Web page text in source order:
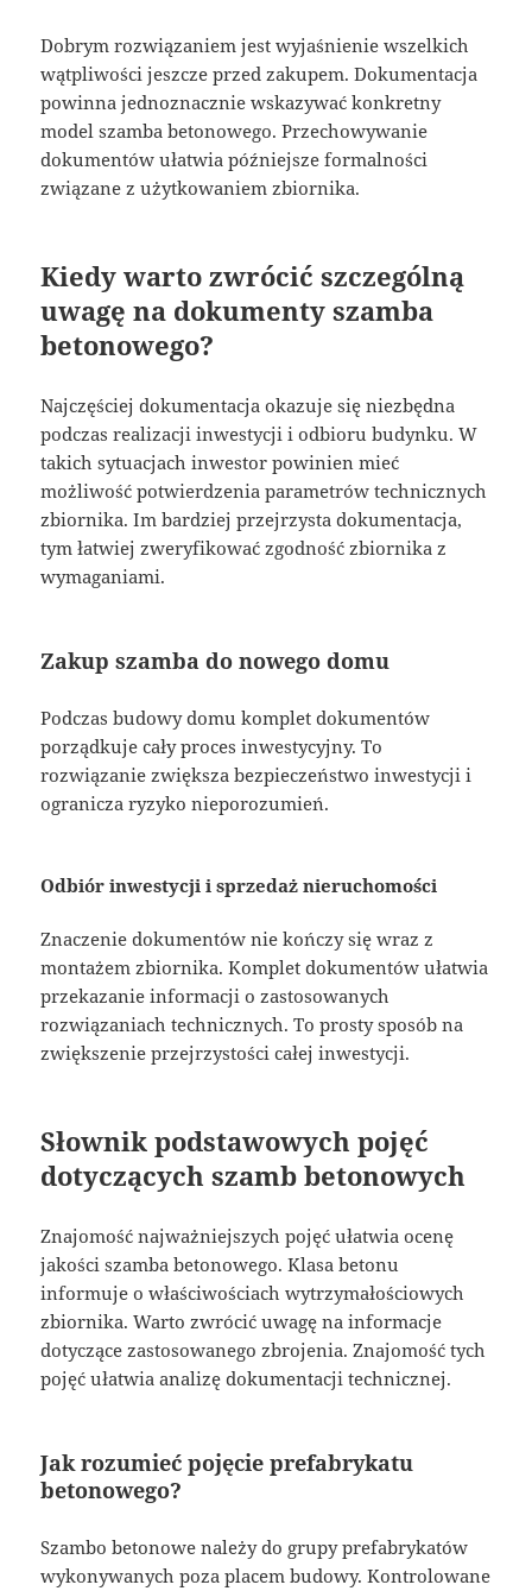
Dobrym rozwiązaniem jest wyjaśnienie wszelkich
wątpliwości jeszcze przed zakupem. Dokumentacja
powinna jednoznacznie wskazywać konkretny
model szamba betonowego. Przechowywanie
dokumentów ułatwia późniejsze formalności
związane z użytkowaniem zbiornika.
Kiedy warto zwrócić szczególną
uwagę na dokumenty szamba
betonowego?
Najczęściej dokumentacja okazuje się niezbędna
podczas realizacji inwestycji i odbioru budynku. W
takich sytuacjach inwestor powinien mieć
możliwość potwierdzenia parametrów technicznych
zbiornika. Im bardziej przejrzysta dokumentacja,
tym łatwiej zweryfikować zgodność zbiornika z
wymaganiami.
Zakup szamba do nowego domu
Podczas budowy domu komplet dokumentów
porządkuje cały proces inwestycyjny. To
rozwiązanie zwiększa bezpieczeństwo inwestycji i
ogranicza ryzyko nieporozumień.
Odbiór inwestycji i sprzedaż nieruchomości
Znaczenie dokumentów nie kończy się wraz z
montażem zbiornika. Komplet dokumentów ułatwia
przekazanie informacji o zastosowanych
rozwiązaniach technicznych. To prosty sposób na
zwiększenie przejrzystości całej inwestycji.
Słownik podstawowych pojęć
dotyczących szamb betonowych
Znajomość najważniejszych pojęć ułatwia ocenę
jakości szamba betonowego. Klasa betonu
informuje o właściwościach wytrzymałościowych
zbiornika. Warto zwrócić uwagę na informacje
dotyczące zastosowanego zbrojenia. Znajomość tych
pojęć ułatwia analizę dokumentacji technicznej.
Jak rozumieć pojęcie prefabrykatu
betonowego?
Szambo betonowe należy do grupy prefabrykatów
wykonywanych poza placem budowy. Kontrolowane